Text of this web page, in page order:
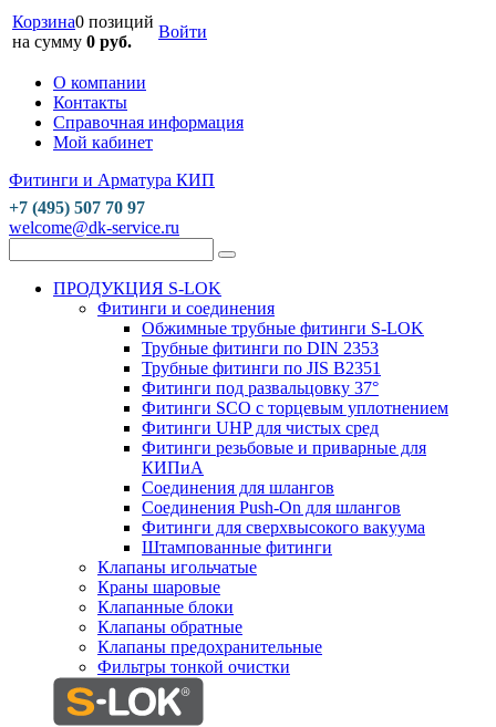
Корзина0 позиций
на сумму 0 руб.
Войти
О компании
Контакты
Справочная информация
Мой кабинет
Фитинги и Арматура КИП
+7 (495) 507 70 97
welcome@dk-service.ru
ПРОДУКЦИЯ S-LOK
Фитинги и соединения
Обжимные трубные фитинги S-LOK
Трубные фитинги по DIN 2353
Трубные фитинги по JIS B2351
Фитинги под развальцовку 37°
Фитинги SCO с торцевым уплотнением
Фитинги UHP для чистых сред
Фитинги резьбовые и приварные для
КИПиА
Соединения для шлангов
Соединения Push-On для шлангов
Фитинги для сверхвысокого вакуума
Штампованные фитинги
Клапаны игольчатые
Краны шаровые
Клапанные блоки
Клапаны обратные
Клапаны предохранительные
Фильтры тонкой очистки